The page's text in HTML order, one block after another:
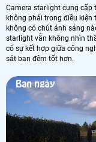
Camera starlight cung
không phải trong điều kiện
không có chút ánh sáng
starlight vẫn không nhìn
có sự kết hợp giữa công
sát ban đêm tốt hơn.